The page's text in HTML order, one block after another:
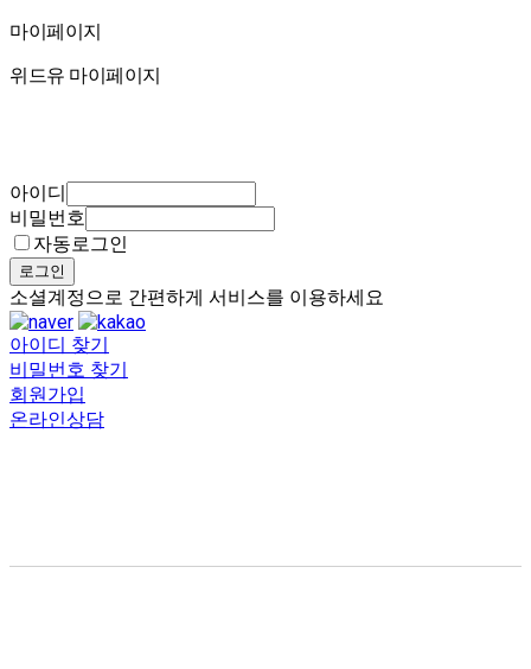
마이페이지
마이페이지
위드유 마이페이지
아이디
비밀번호
자동로그인
로그인
소셜계정으로 간편하게 서비스를 이용하세요
아이디 찾기
비밀번호 찾기
회원가입
온라인상담